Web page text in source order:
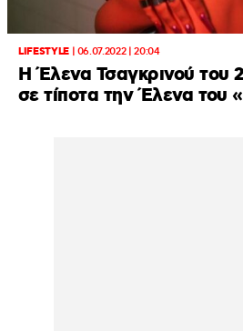
LIFESTYLE| 06.07.2022 | 20:04
Η Έλενα Τσαγκρινού του
σε τίποτα την Έλενα του